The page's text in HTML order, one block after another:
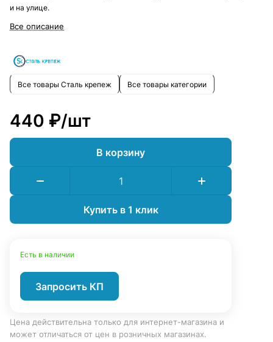
и на улице.
Все описание
Все товары Сталь крепеж Все товары категории
440 ₽/шт
В корзину
Купить в 1 клик
Есть в наличии
Запросить КП
Цена действительна только для интернет-магазина и
может отличаться от цен в розничных магазинах.